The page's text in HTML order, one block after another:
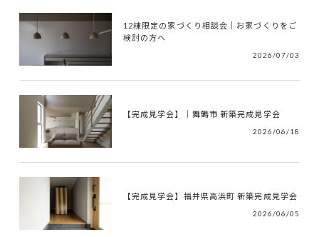
12棟限定の家づくり相談会｜お家づくりをご
検討の方へ
2026/07/03
【完成見学会】｜舞鶴市 新築完成見学会
2026/06/18
【完成見学会】福井県高浜町 新築完成見学会
2026/06/05